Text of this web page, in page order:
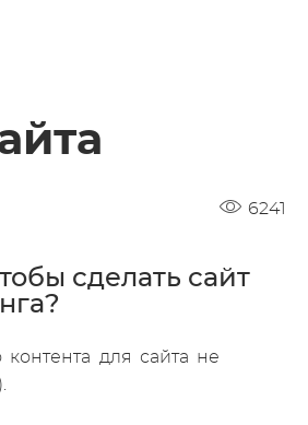
6241
сделать сайт
контента для сайта не